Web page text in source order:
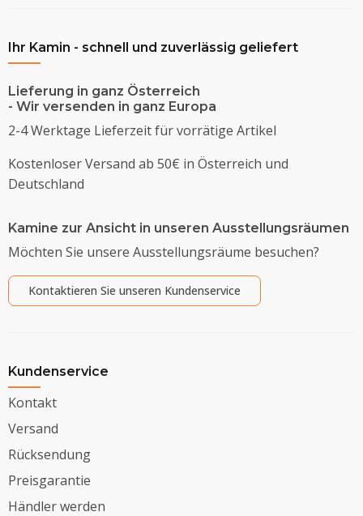
Ihr Kamin - schnell und zuverlässig geliefert
Lieferung in ganz Österreich
- Wir versenden in ganz Europa
2-4 Werktage Lieferzeit für vorrätige Artikel
Kostenloser Versand ab 50€ in Österreich und
Deutschland
Kamine zur Ansicht in unseren Ausstellungsräumen
Möchten Sie unsere Ausstellungsräume besuchen?
Kontaktieren Sie unseren Kundenservice
Kundenservice
Kontakt
Versand
Rücksendung
Preisgarantie
Händler werden